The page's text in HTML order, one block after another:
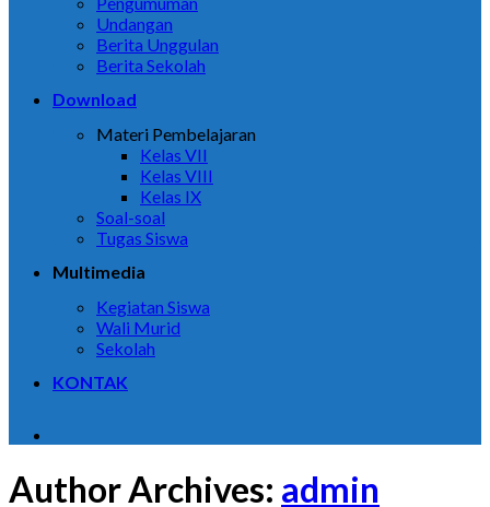
Undangan
Berita Unggulan
Berita Sekolah
Download
Materi Pembelajaran
Kelas VII
Kelas VIII
Kelas IX
Soal-soal
Tugas Siswa
Multimedia
Kegiatan Siswa
Wali Murid
Sekolah
KONTAK
Author Archives: admin